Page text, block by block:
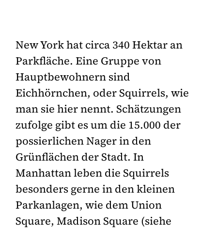
New York hat circa 340 Hektar an
Parkfläche. Eine Gruppe von
Hauptbewohnern sind
Eichhörnchen, oder Squirrels, wie
man sie hier nennt. Schätzungen
zufolge gibt es um die 15.000 der
possierlichen Nager in den
Grünflächen der Stadt. In
Manhattan leben die Squirrels
besonders gerne in den kleinen
Parkanlagen, wie dem Union
Square, Madison Square (siehe